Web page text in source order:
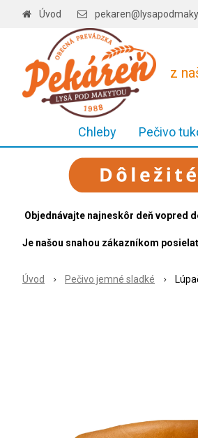
z
Úvod
Chleby Pečivo
Objednávajte najneskôr deň vopred
Je našou snahou zákazníkom
Úvod Pečivo jemné sladké